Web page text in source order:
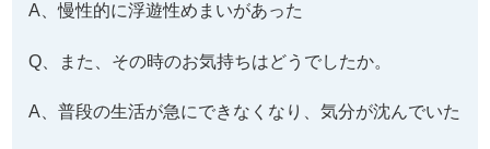
A、慢性的に浮遊性めまいがあった
Q、また、その時のお気持ちはどうでしたか。
A、普段の生活が急にできなくなり、気分が沈んでいた